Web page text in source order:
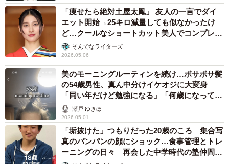
しっかり混ぜるとお餅のような仕上がりに（提供：
@hayuka_chokatsu_sweetsさん）
「痩せたら絶対土屋太鳳」 友人の一言でダイ
エット開始→25キロ減量しても似なかったけ
ど…クールなショートカット美人でコンプレッ
クス卒業 「人生変わった」
そんでなライターズ
2026.05.06
美のモーニングルーティンを続け…ボサボサ髪
の54歳男性、真ん中分けイケオジに大変身
「同い年だけど勉強になる」「何歳になっても
人に見られている意識は持っていたい」
瀬戸 ゆきほ
2026.05.01
「垢抜けた」つもりだった20歳のころ 集合写
真のパンパンの顔にショック…食事管理とトレ
ーニングの日々 再会した中学時代の塾仲間か